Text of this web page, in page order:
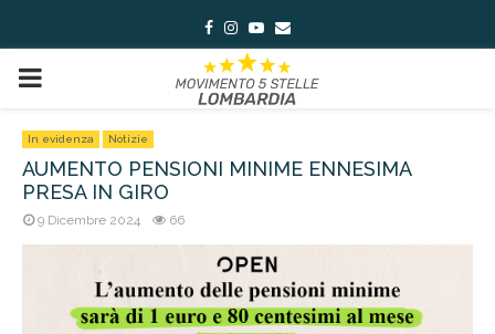
Facebook
Instagram
Youtube
Email
PRIMARY
MENU
In evidenza Notizie
AUMENTO PENSIONI MINIME ENNESIMA
PRESA IN GIRO
9 Dicembre 2024 66